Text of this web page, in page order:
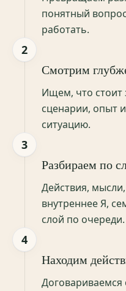
понятный
работать.
2
Смотрим
Ищем, что стоит
сценарии, опыт
ситуацию.
3
Разбираем по
Действия,
внутреннее Я,
слой по очереди.
4
Находим
Договариваемся